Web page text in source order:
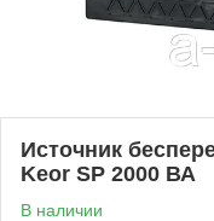
Источник
Keor SP 2000 ВА
В наличии